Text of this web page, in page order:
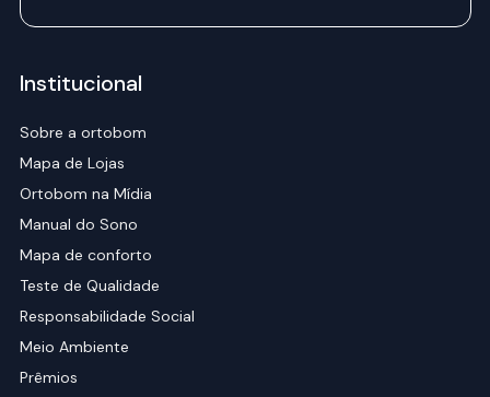
Institucional
Sobre a ortobom
Mapa de Lojas
Ortobom na Mídia
Manual do Sono
Mapa de conforto
Teste de Qualidade
Responsabilidade Social
Meio Ambiente
Prêmios